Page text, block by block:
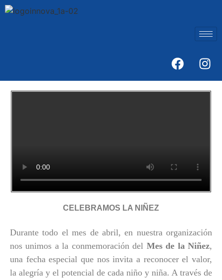
C ELEBRAMOS LA NIÑEZ
Durante todo el mes de abril, en nuestra organización
nos unimos a la conmemoración del Mes de la Niñez,
una fecha especial que nos invita a reconocer el valor,
la alegría y el potencial de cada niño y niña. A través de